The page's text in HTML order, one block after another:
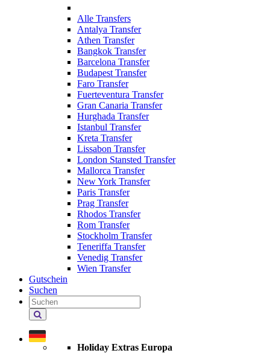
Alle Transfers
Antalya Transfer
Athen Transfer
Bangkok Transfer
Barcelona Transfer
Budapest Transfer
Faro Transfer
Fuerteventura Transfer
Gran Canaria Transfer
Hurghada Transfer
Istanbul Transfer
Kreta Transfer
Lissabon Transfer
London Stansted Transfer
Mallorca Transfer
New York Transfer
Paris Transfer
Prag Transfer
Rhodos Transfer
Rom Transfer
Stockholm Transfer
Teneriffa Transfer
Venedig Transfer
Wien Transfer
Gutschein
Suchen
Holiday
Extras
durchsuchen
Holiday Extras Europa